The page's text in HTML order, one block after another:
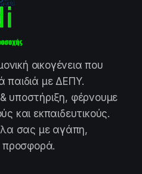
οικογένεια που
παιδιά με ΔΕΠΥ.
υποστήριξη, φέρνουμε
και εκπαιδευτικούς.
σας με αγάπη,
προσφορά.